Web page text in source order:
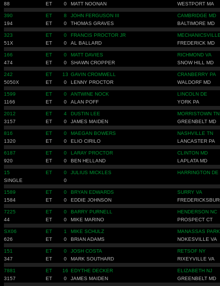
88
ET 0 MATT NOONAN WESTPORT MA
390 ET 8 JOHN FERGUSON III
CAMBRIDGE MD
194
ET 0 THOMAS GRAVES BALTIMORE MD
323 ET 0 FRANCIS PROCTOR JR
51X
ET 0 AL BALLARD FREDERICK MD
166 ET 0 MATT DAVIES
RICHMOND VA
474
ET 0 SHAWN CROPPER SNOW HILL MD
242 ET 13 GAVIN CROMWELL
CRANBERRY PA
5050X
ET 0 LENNY PROCTOR WALDORF MD
1599 ET 0 ANTWINE NOCK
LINCOLN DE
1166
ET 0 ALAN POFF YORK PA
2012 ET 4 DUSTIN LEE
MORRISTOWN TN
3157
ET 0 JAMES MAIDEN GREENBELT MD
816 ET 0 MAEGAN BOWERS
NASHVILLE TN
1320
ET 0 ELIO CIRILO LANCASTER PA
6187 ET 0 LARAY PROCTOR
CLINTON MD
920
ET 0 BEN HELLAND LAPLATA MD
15 ET 0 JULIUS MICKLES
HARRINGTON DE
SINGLE
0
1589 ET 0 BRYAN EDWARDS
SURRY VA
1584
ET 0 EDDIE JOHNSON
7225 ET 0 BARRY PURNELL
HENDERSON NC
44
ET 0 MIKE MARINO PROSPECT CT
SX06 ET 1 MIKE SCHULZ
MANASSAS
626
ET 0 BRIAN ADAMS NOKESVILLE VA
151 ET 0 JOSH COSTA
RETSOF NY
347
ET 0 MARK SOUTHARD RIXEYVILLE VA
7881 ET 16 EDYTHE DECKER
ELIZABETH NJ
3157
ET 0 JAMES MAIDEN GREENBELT MD